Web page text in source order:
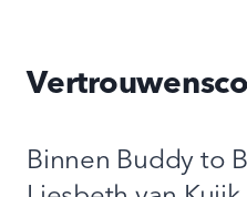
Binnen Buddy to